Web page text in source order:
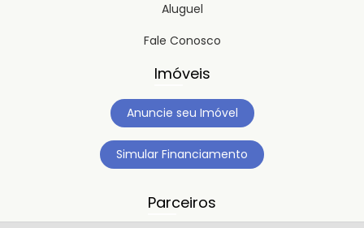
Aluguel
Fale Conosco
Imóveis
Anuncie seu Imóvel
Simular Financiamento
Parceiros